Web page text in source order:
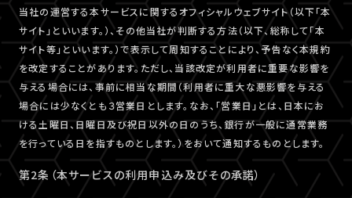
当社の運営する本サービスに関するオフィシャルウェブサイト（以下「本
サイト」といいます。）、その他当社が判断する方法（以下、総称して「本
サイト等」といいます。）で表示して周知することにより、予告なく本規約
を改定することがあります。ただし、当該改定が利用者に重要な影響を
与える場合には、事前に相当な期間（利用者に重大な悪影響を与える
場合には少なくとも３営業日とします。なお、「営業日」とは、日本にお
ける土曜日、日曜日及び祝日以外の日のうち、銀行が一般に通常業務
を行っている日を指すものとします。）をおいて通知するものとします。
第2条（本サービスの利用申込み及びその承諾）